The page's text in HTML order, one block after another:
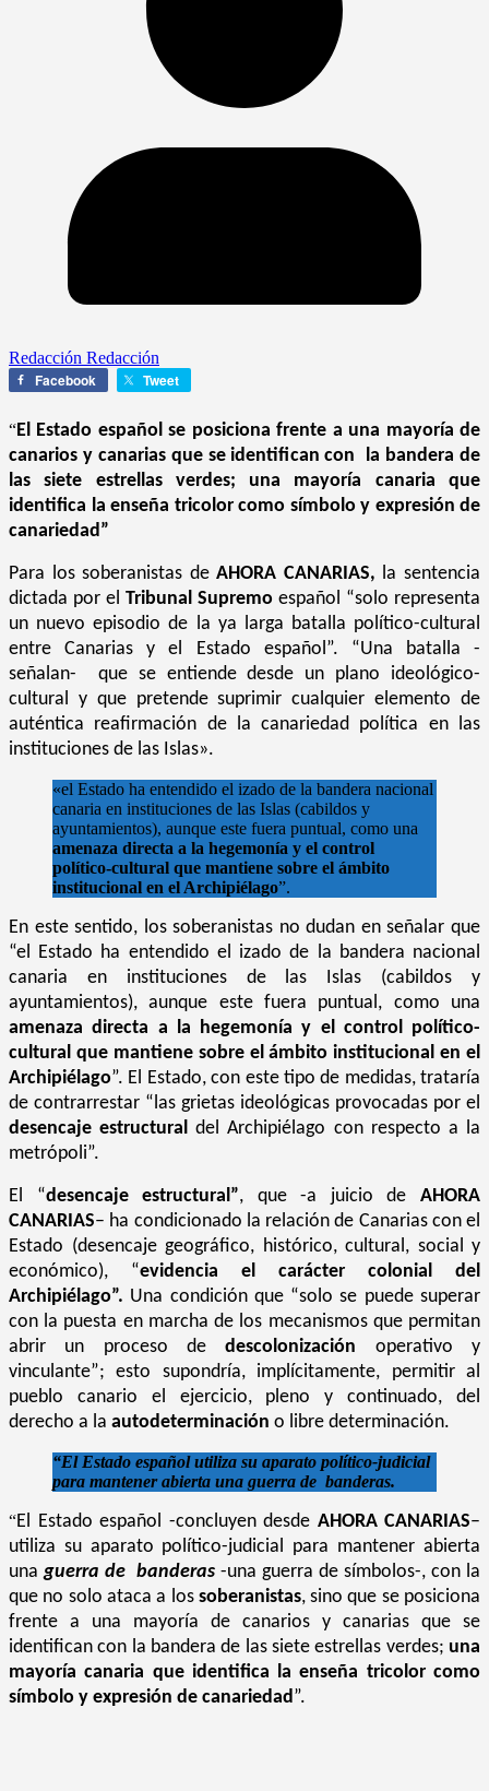
Redacción Redacción
Facebook Tweet
“El Estado español se posiciona frente a una mayoría de
canarios y canarias que se identifican con la bandera de
las siete estrellas verdes; una mayoría canaria que
identifica la enseña tricolor como símbolo y expresión de
canariedad”
Para los soberanistas deAHORA CANARIAS, la sentencia
dictada por el Tribunal Supremo español “solo representa
un nuevo episodio de la ya larga batalla político-cultural
entre Canarias y el Estado español”. “Una batalla -
señalan- que se entiende desde un plano ideológico-
cultural y que pretende suprimir cualquier elemento de
auténtica reafirmación de la canariedad política en las
instituciones de las Islas».
«el Estado ha entendido el izado de la bandera nacional
canaria en instituciones de las Islas (cabildos y
ayuntamientos), aunque este fuera puntual, como una
amenaza directa a la hegemonía y el control
político-cultural que mantiene sobre el ámbito
institucional en el Archipiélago”.
En este sentido, los soberanistas no dudan en señalar que
“el Estado ha entendido el izado de la bandera nacional
canaria en instituciones de las Islas (cabildos y
ayuntamientos), aunque este fuera puntual, como una
amenaza directa a la hegemonía y el control político-
cultural que mantiene sobre el ámbito institucional en el
Archipiélago”. El Estado, con este tipo de medidas, trataría
de contrarrestar “las grietas ideológicas provocadas por el
desencaje estructural del Archipiélago con respecto a la
metrópoli”.
El “desencaje estructural”, que -a juicio deAHORA
CANARIAS– ha condicionado la relación de Canarias con el
Estado (desencaje geográfico, histórico, cultural, social y
económico), “evidencia el carácter colonial del
Archipiélago”. Una condición que “solo se puede superar
con la puesta en marcha de los mecanismos que permitan
abrir un proceso dedescolonización operativo y
vinculante”; esto supondría, implícitamente, permitir al
pueblo canario el ejercicio, pleno y continuado, del
derecho a la autodeterminación o libre determinación.
“El Estado español utiliza su aparato político-judicial
para mantener abierta una guerra de banderas.
“El Estado español -concluyen desde AHORA CANARIAS–
utiliza su aparato político-judicial para mantener abierta
unaguerra de banderas -una guerra de símbolos-, con la
que no solo ataca a los soberanistas, sino que se posiciona
frente a una mayoría de canarios y canarias que se
identifican con la bandera de las siete estrellas verdes; una
mayoría canaria que identifica la enseña tricolor como
símbolo y expresión de canariedad”.